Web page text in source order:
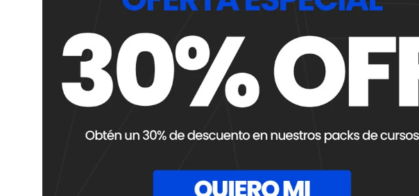
de coordinar que nada haga falta en la escudería y de hacer cumplir los
al auto de carreras. Como por ejemplo: la compra de elementos, la
este último en algunos casos cumple la función de cocinero). Muchas
comunicación directa con esta persona, así como también con el encargado
elemento para el box.
de tener la comunicación más cercana con el piloto, brindándole a este
se está en una tanda. También se encarga de ver la
el auto, para su posterior análisis, que luego seguirá con la decisión de
tiene comunicación directa con el chasista, motorista, jefe de equipo y
encargada de designar a cada mecánico las tareas específicas para cumplir